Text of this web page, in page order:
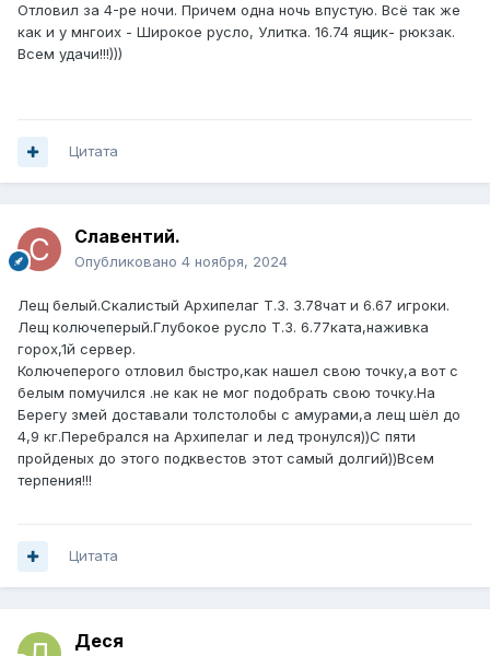
Отловил за 4-ре ночи. Причем одна ночь впустую. Всё так же
как и у мнгоих - Широкое русло, Улитка. 16.74 ящик- рюкзак.
Всем удачи!!!)))
Цитата
Славентий.
Опубликовано 4 ноября, 2024
Лещ белый.Скалистый Архипелаг Т.З. 3.78чат и 6.67 игроки.
Лещ колючеперый.Глубокое русло Т.З. 6.77ката,наживка
горох,1й сервер.
Колючеперого отловил быстро,как нашел свою точку,а вот с
белым помучился .не как не мог подобрать свою точку.На
Берегу змей доставали толстолобы с амурами,а лещ шёл до
4,9 кг.Перебрался на Архипелаг и лед тронулся))С пяти
пройденых до этого подквестов этот самый долгий))Всем
терпения!!!
Цитата
Деся